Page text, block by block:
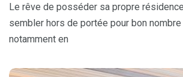
Le rêve de posséder sa propre
sembler hors de portée pour bon nombre
notamment en